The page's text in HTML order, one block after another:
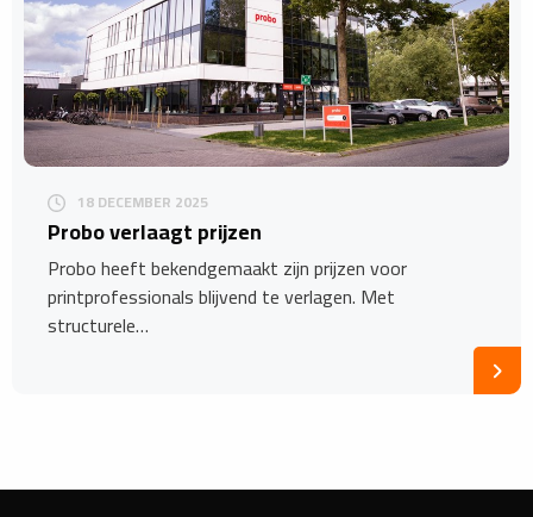
18 DECEMBER 2025
Probo verlaagt prijzen
Probo heeft bekendgemaakt zijn prijzen voor
printprofessionals blijvend te verlagen. Met
structurele…